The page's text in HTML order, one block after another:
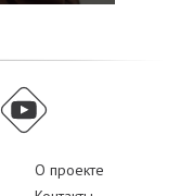
О проекте